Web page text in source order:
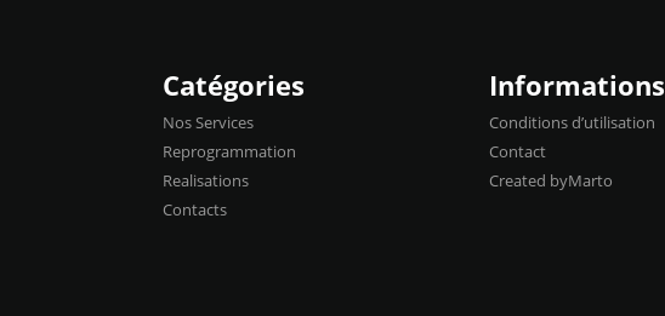
Catégories
Nos Services
Reprogrammation
Realisations
Contacts
Informations
Conditions d’utilisation
Contact
Created byMarto